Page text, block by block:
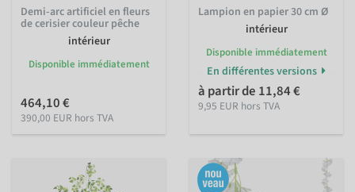
Demi-arc artificiel en fleurs
de cerisier couleur pêche
intérieur
Disponible immédiatement
464,10 €
390,00 EUR hors TVA
Lampion en papier 30 cm Ø
intérieur
Disponible immédiatement
En différentes versions
à partir de 11,84 €
9,95 EUR hors TVA